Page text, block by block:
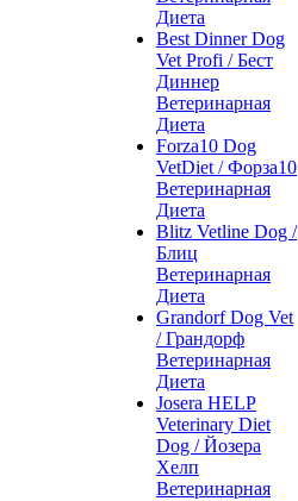
Диета
Best Dinner Dog
Vet Profi / Бест
Диннер
Ветеринарная
Диета
Forza10 Dog
VetDiet / Форза10
Ветеринарная
Диета
Blitz Vetline Dog /
Блиц
Ветеринарная
Диета
Grandorf Dog Vet
/ Грандорф
Ветеринарная
Диета
Josera HELP
Veterinary Diet
Dog / Йозера
Хелп
Ветеринарная